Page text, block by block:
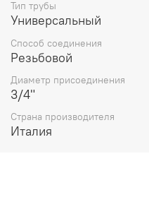
Тип трубы
Универсальный
Способ соединения
Резьбовой
Диаметр присоединения
3/4"
Страна производителя
Италия